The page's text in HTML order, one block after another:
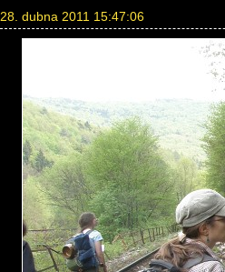
28. dubna 2011 15:47:06